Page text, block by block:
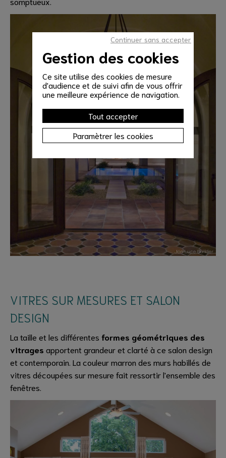
Gestion des cookies
Ce site utilise des cookies de mesure
d'audience et de suivi afin de vous offrir
une meilleure expérience de navigation.
Tout accepter
Paramètrer les cookies
Continuer sans accepter
VITRES SUR MESURES ET SALON
DESIGN
La taille et les différentes formes géométriques des
vitrages apportent grandeur et clarté à ce salon design
et contemporain. La couleur marron des murs habillés de
vitres découpées sur mesure fait ressortir l'ensemble des
fenêtres.